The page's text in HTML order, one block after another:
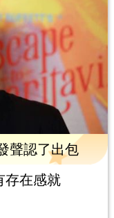
聲認了出包
在感就